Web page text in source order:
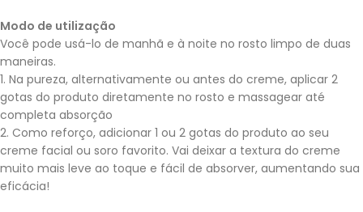
Modo de utilização
Você pode usá-lo de manhã e à noite no rosto limpo de duas
maneiras.
1. Na pureza, alternativamente ou antes do creme, aplicar 2
gotas do produto diretamente no rosto e massagear até
completa absorção
2. Como reforço, adicionar 1 ou 2 gotas do produto ao seu
creme facial ou soro favorito. Vai deixar a textura do creme
muito mais leve ao toque e fácil de absorver, aumentando sua
eficácia!